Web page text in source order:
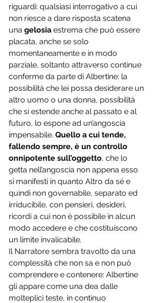
riguardi: qualsiasi interrogativo a cui
non riesce a dare risposta scatena
una gelosia estrema che può essere
placata, anche se solo
momentaneamente e in modo
parziale, soltanto attraverso continue
conferme da parte di Albertine: la
possibilità che lei possa desiderare un
altro uomo o una donna, possibilità
che si estende anche al passato e al
futuro, lo espone ad un’angoscia
impensabile. Quello a cui tende,
fallendo sempre, è un controllo
onnipotente sull’oggetto, che lo
getta nell’angoscia non appena esso
si manifesti in quanto Altro da sé e
quindi non governabile, separato ed
irriducibile, con pensieri, desideri,
ricordi a cui non è possibile in alcun
modo accedere e che costituiscono
un limite invalicabile.
Il Narratore sembra travolto da una
complessità che non sa e non può
comprendere e contenere: Albertine
gli appare come una dea dalle
molteplici teste, in continuo